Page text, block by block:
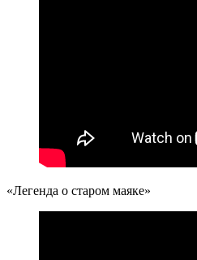
«Легенда о старом маяке»